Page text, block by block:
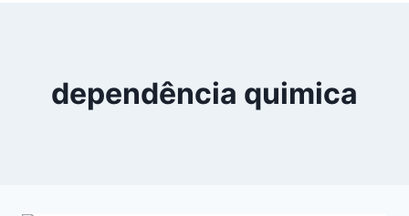
dependência quimica